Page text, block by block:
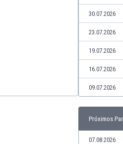
30.07.2026
23.07.2026
19.07.2026
16.07.2026
09.07.2026
Próximos
07.08.2026